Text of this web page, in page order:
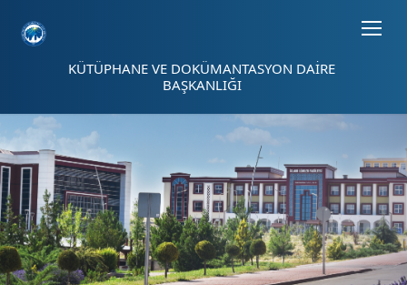
KÜTÜPHANE VE DOKÜMANTASYON DAİRE
BAŞKANLIĞI